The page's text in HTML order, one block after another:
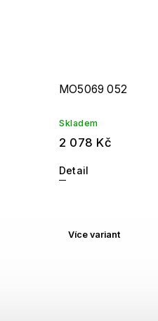
MO5069 052
Skladem
2 078 Kč
Detail
Více variant